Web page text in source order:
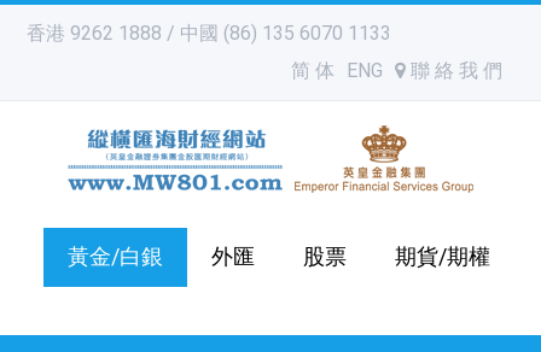
香港 9262 1888 / 中國 (86) 135 6070 1133
简 体
ENG 聯 絡 我 們
黃金/白銀 外匯 股票 期貨/期權